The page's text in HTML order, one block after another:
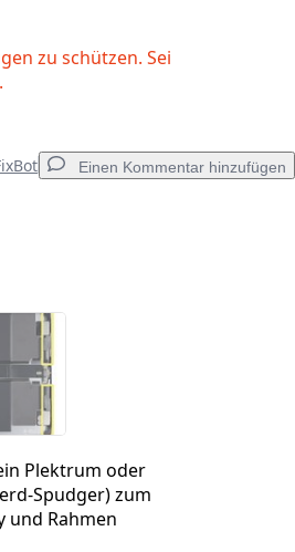
zu schützen. Sei
Einen Kommentar hinzufügen
Abbrechen
Plektrum oder
Spudger) zum
und Rahmen